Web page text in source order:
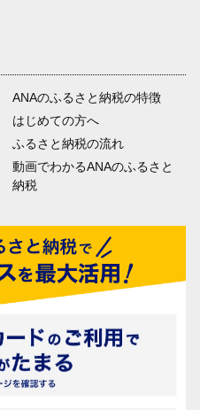
ANAのふるさと納税の特徴
はじめての方へ
ふるさと納税の流れ
動画でわかるANAのふるさと
納税